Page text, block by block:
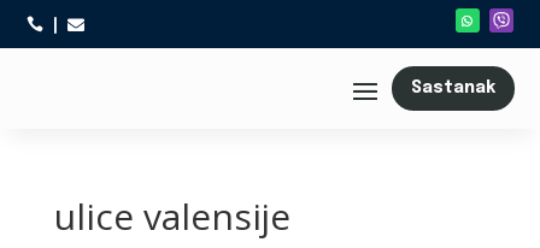
 
Sastanak
ulice valensije